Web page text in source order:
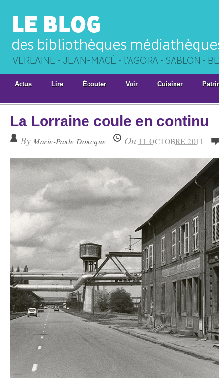
Actus Lire Écouter Voir Cuisiner
La Lorraine coule en continu
By Marie-Paule Doncque On 11 OCTOBRE 2011